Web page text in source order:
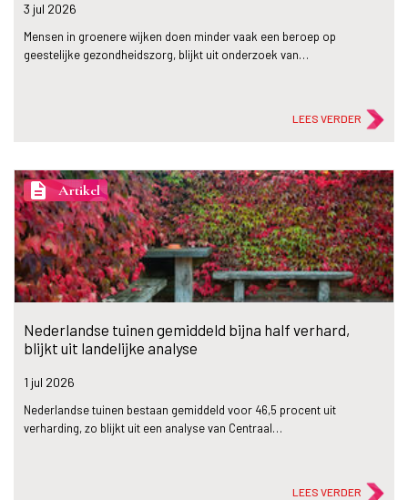
3 jul 2026
Mensen in groenere wijken doen minder vaak een beroep op
geestelijke gezondheidszorg, blijkt uit onderzoek van…
LEES VERDER
description Artikel
Nederlandse tuinen gemiddeld bijna half verhard,
blijkt uit landelijke analyse
1 jul 2026
Nederlandse tuinen bestaan gemiddeld voor 46,5 procent uit
verharding, zo blijkt uit een analyse van Centraal…
LEES VERDER